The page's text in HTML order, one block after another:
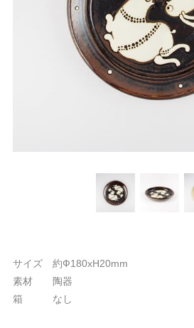
サイズ 約Ф180xH20mm
素材 陶器
箱 なし